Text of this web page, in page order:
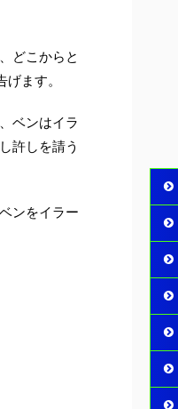
どこからと
ます。
ベンはイラ
許しを請う
ンをイラー